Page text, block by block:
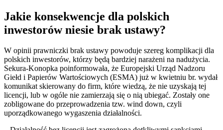
Jakie konsekwencje dla polskich
inwestorów niesie brak ustawy?
W opinii prawniczki brak ustawy powoduje szereg komplikacji dla
polskich inwestorów, którzy będą bardziej narażeni na nadużycia.
Sekura-Konopka poinformowała, że Europejski Urząd Nadzoru
Giełd i Papierów Wartościowych (ESMA) już w kwietniu br. wydał
komunikat skierowany do firm, które wiedzą, że nie uzyskają tej
licencji, lub w ogóle nie zamierzają się o nią ubiegać. Zostały one
zobligowane do przeprowadzenia tzw. wind down, czyli
uporządkowanego wygaszenia działalności.